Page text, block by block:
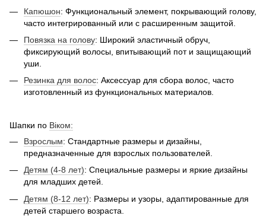
Капюшон: Функциональный элемент, покрывающий голову,
часто интегрированный или с расширенным защитой.
Повязка на голову: Широкий эластичный обруч,
фиксирующий волосы, впитывающий пот и защищающий
уши.
Резинка для волос: Аксессуар для сбора волос, часто
изготовленный из функциональных материалов.
Шапки по Віком:
Взрослым: Стандартные размеры и дизайны,
предназначенные для взрослых пользователей.
Детям (4-8 лет): Специальные размеры и яркие дизайны
для младших детей.
Детям (8-12 лет): Размеры и узоры, адаптированные для
детей старшего возраста.